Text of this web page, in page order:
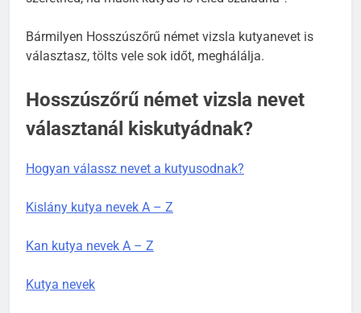
Bármilyen Hosszúszőrű német vizsla kutyanevet is
választasz, tölts vele sok időt, meghálálja.
Hosszúszőrű német vizsla nevet
választanál kiskutyádnak?
Hogyan válassz nevet a kutyusodnak?
Kislány kutya nevek A – Z
Kan kutya nevek A – Z
Kutya nevek